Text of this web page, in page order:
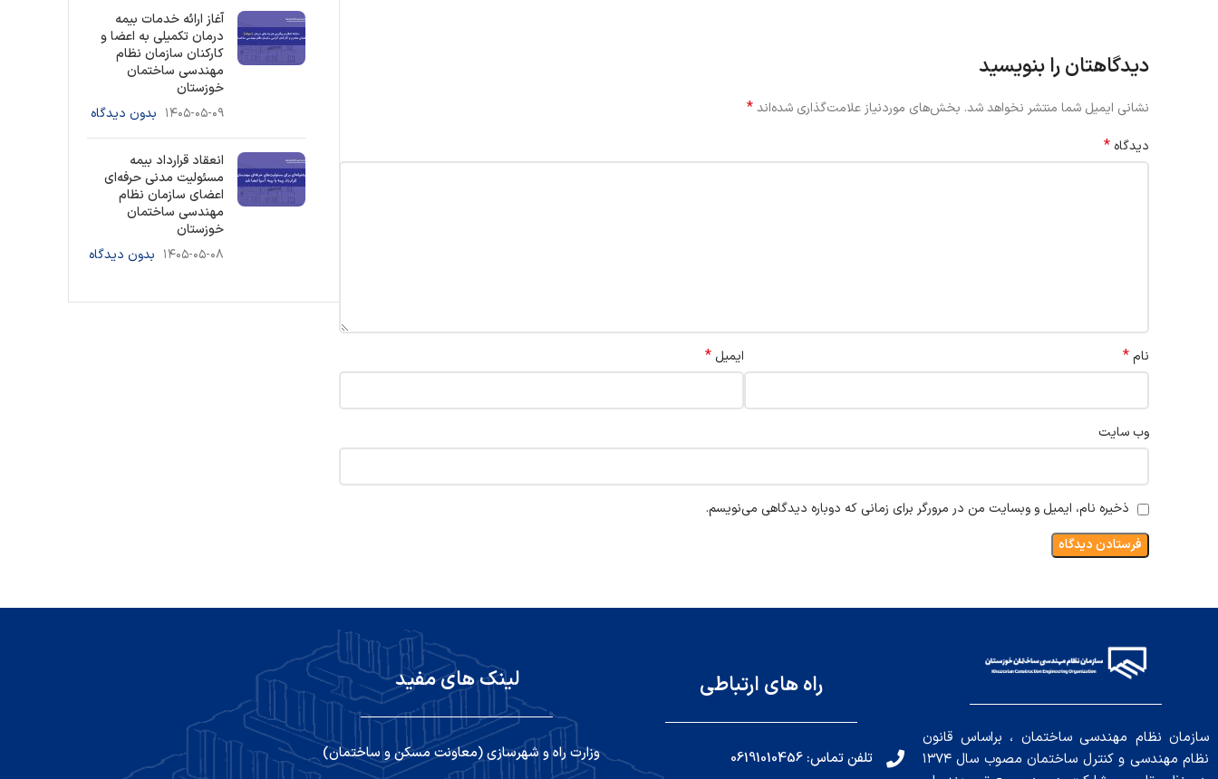
دیدگاهتان را بنویسید
نشانی ایمیل شما منتشر نخواهد شد. بخش‌های موردنیاز علامت‌گذاری شده‌اند*
دیدگاه *
نام* ایمیل *
وب‌ سایت
ذخیره نام، ایمیل و وبسایت من در مرورگر برای زمانی که دوباره دیدگاهی می‌نویسم.
آغاز ارائه خدمات بیمه
درمان تکمیلی به اعضا و
کارکنان سازمان نظام
مهندسی ساختمان
خوزستان
۱۴۰۵-۰۵-۰۹ بدون دیدگاه
انعقاد قرارداد بیمه
مسئولیت مدنی حرفه‌ای
اعضای سازمان نظام
مهندسی ساختمان
خوزستان
۱۴۰۵-۰۵-۰۸ بدون دیدگاه
سازمان نظام مهندسی ساختمان ، براساس قانون
نظام مهندسی و کنترل ساختمان مصوب سال ۱۳۷۴
راه های ارتباطی
تلفن تماس: 06191010456
لینک های مفید
وزارت راه و شهرسازی (معاونت مسکن و ساختمان)